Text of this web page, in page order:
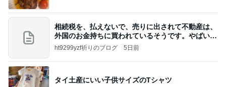
相続税を、払えないで、売りに出されて不動産は、
外国のお金持ちに買われているそうです。やばいで
すよ
ht9299yzf祈りのブログ 5日前
タイ土産にいい子供サイズのTシャツ